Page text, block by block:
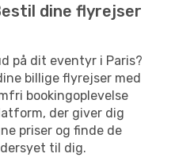
dine flyrejser
på dit eventyr i Paris?
billige flyrejser med
bookingoplevelse
der giver dig
priser og finde de
til dig.